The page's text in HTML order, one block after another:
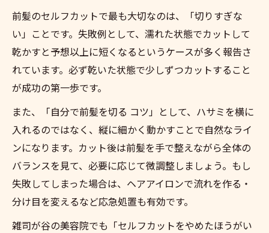
前髪のセルフカットで最も大切なのは、「切りすぎな
い」ことです。失敗例として、濡れた状態でカットして
乾かすと予想以上に短くなるというケースが多く報告さ
れています。必ず乾いた状態で少しずつカットすること
が成功の第一歩です。
また、「自分で前髪を切る コツ」として、ハサミを横に
入れるのではなく、縦に細かく動かすことで自然なライ
ンになります。カット後は前髪を手で整えながら全体の
バランスを見て、必要に応じて微調整しましょう。もし
失敗してしまった場合は、ヘアアイロンで流れを作る・
分け目を変えるなど応急処置も有効です。
雑司が谷の美容院でも「セルフカットをやめたほうがい